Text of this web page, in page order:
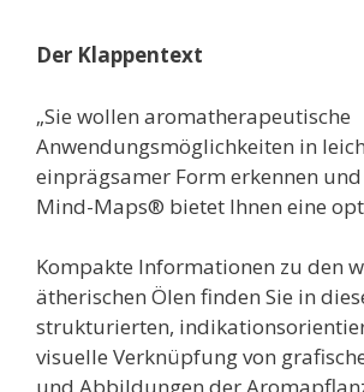
Der Klappentext
„Sie wollen aromatherapeutische
Anwendungsmöglichkeiten in
einprägsamer Form erkennen
Mind-Maps® bietet Ihnen eine
Kompakte Informationen zu den
ätherischen Ölen finden Sie in
strukturierten,
visuelle Verknüpfung von